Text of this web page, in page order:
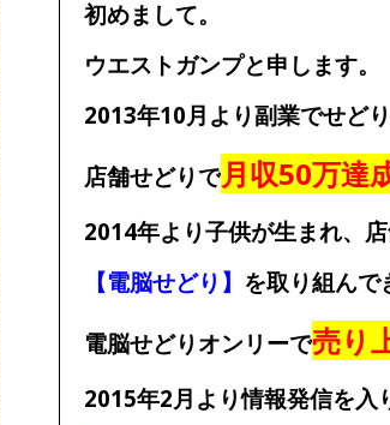
初めまして。
ウエストガンプと申します。
2013年10月より副業でせど
店舗せどりで月収50万達
2014年より子供が生まれ、
【電脳せどり】 を取り組んで
電脳せどりオンリーで売り
2015年2月より情報発信を入